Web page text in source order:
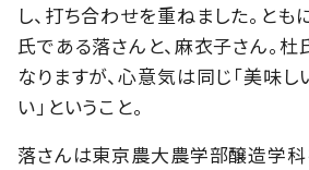
し、打ち合わせを重ねました。と
氏である落さんと、麻衣子さん。
なりますが、心意気は同じ「美味
い」ということ。
落さんは東京農大農学部醸造学科